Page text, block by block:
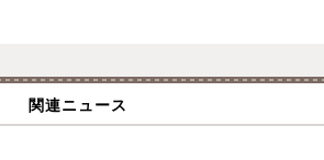
関連ニュース